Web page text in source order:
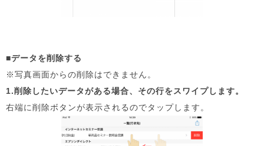
■データを削除する
※写真画面からの削除はできません。
1.削除したいデータがある場合、その行をスワイプします。
右端に削除ボタンが表示されるのでタップします。